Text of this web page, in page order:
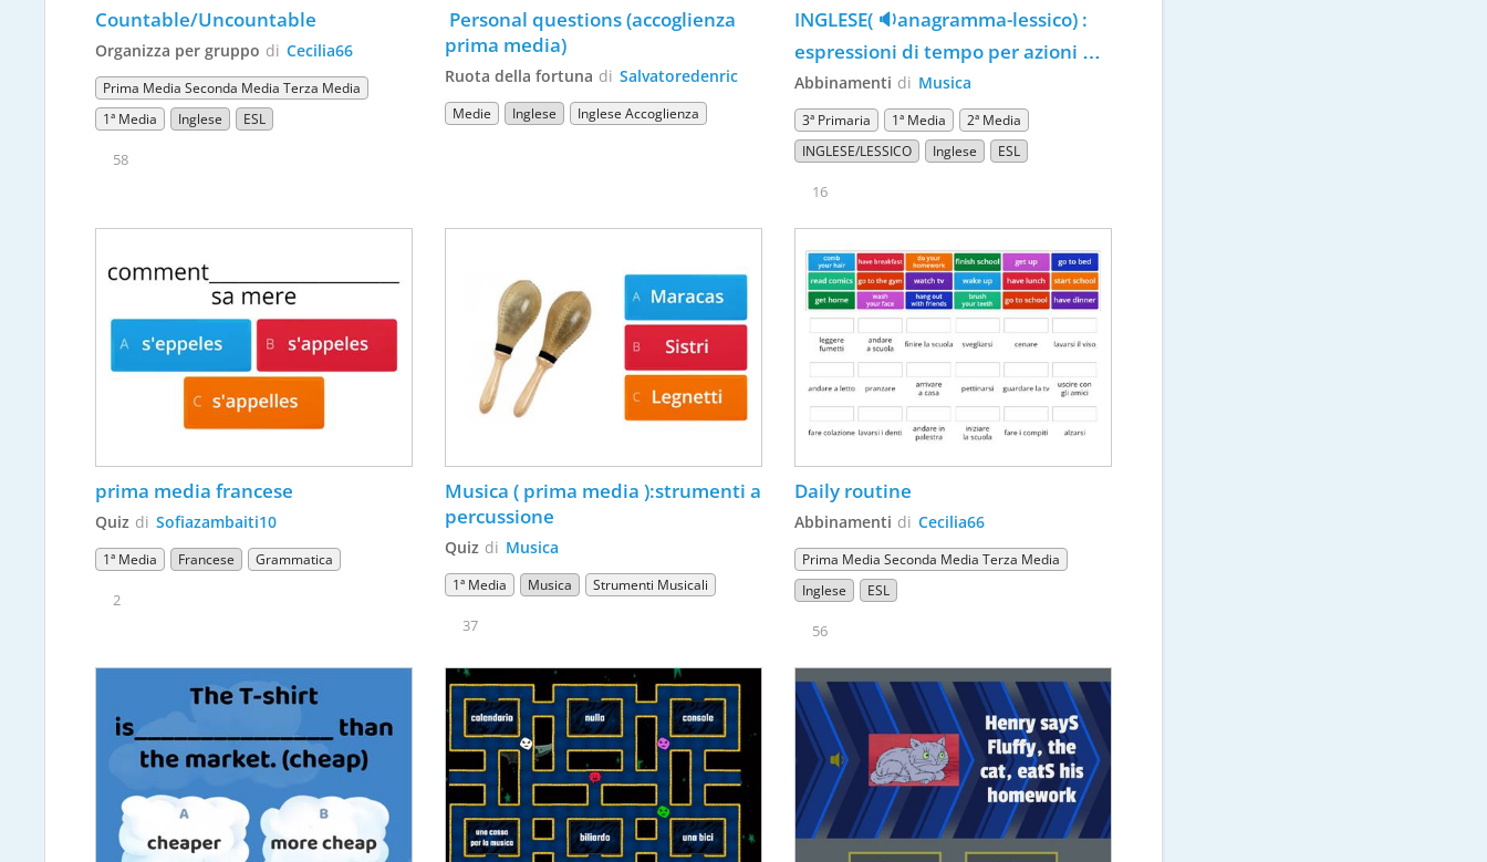
Countable/Uncountable
Organizza per gruppo di Cecilia66
Prima Media Seconda Media Terza Media
1ª Media
Inglese ESL
58
Personal questions (accoglienza
prima media)
Ruota della fortuna di Salvatoredenric
Medie Inglese Inglese Accoglienza
INGLESE( 🔉anagramma-lessico) :
espressioni di tempo per azioni
future
Abbinamenti di Musica
3ª Primaria 1ª Media
2ª Media
INGLESE/LESSICO
Inglese ESL
16
prima media francese
Quiz di Sofiazambaiti10
1ª Media Francese Grammatica
2
Musica ( prima media ):strumenti a
percussione
Quiz di Musica
1ª Media Musica Strumenti Musicali
37
Daily routine
Abbinamenti di Cecilia66
Prima Media Seconda Media Terza Media
Inglese
ESL
56